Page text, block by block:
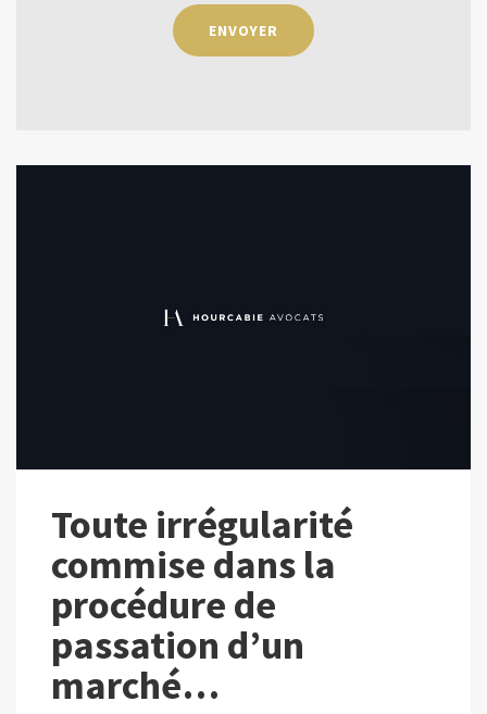
Toute irrégularité
commise dans la
procédure de
passation d’un
marché…